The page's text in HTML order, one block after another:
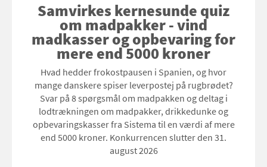
Samvirkes kernesunde quiz
om madpakker - vind
madkasser og opbevaring for
mere end 5000 kroner
Hvad hedder frokostpausen i Spanien, og hvor
mange danskere spiser leverpostej på rugbrødet?
Svar på 8 spørgsmål om madpakken og deltag i
lodtrækningen om madpakker, drikkedunke og
opbevaringskasser fra Sistema til en værdi af mere
end 5000 kroner. Konkurrencen slutter den 31.
august 2026